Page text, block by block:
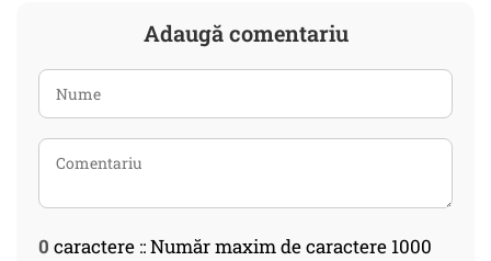
Adaugă comentariu
0 caractere :: Număr maxim de caractere 1000